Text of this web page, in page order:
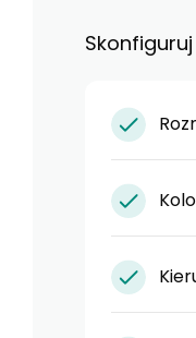
mm - styropian